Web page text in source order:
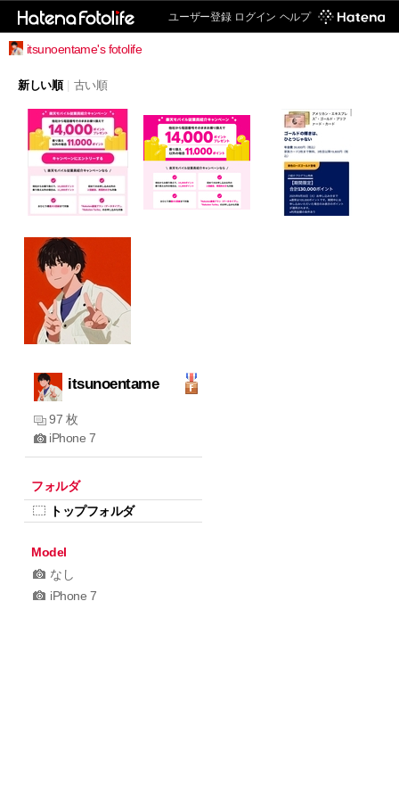
ユーザー登録 ログイン ヘルプ
itsunoentame's fotolife
新しい順 古い順
itsunoentame
97 枚
iPhone 7
フォルダ
トップフォルダ
Model
なし
iPhone 7